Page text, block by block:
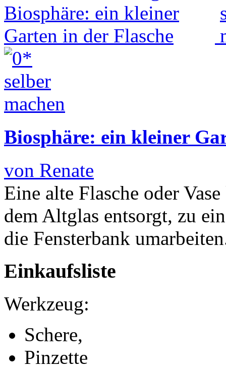
Biosphäre: ein kleiner
von Renate
Eine alte Flasche oder
dem Altglas entsorgt, zu
die Fensterbank
Einkaufsliste
Werkzeug:
Schere,
Pinzette